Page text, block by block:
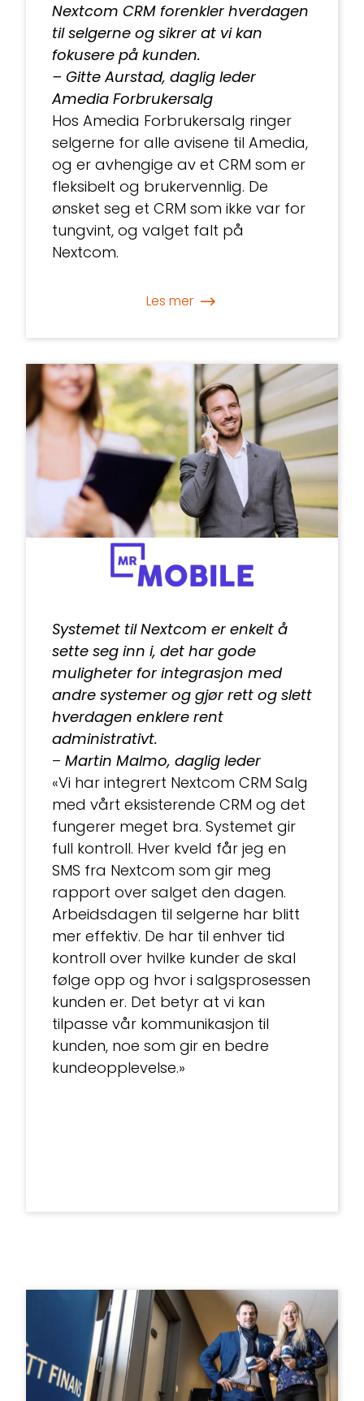
Nextcom CRM forenkler hverdagen
til selgerne og sikrer at vi kan
fokusere på kunden.
– Gitte Aurstad, daglig leder
Amedia Forbrukersalg
Hos Amedia Forbrukersalg ringer
selgerne for alle avisene til Amedia,
og er avhengige av et CRM som er
fleksibelt og brukervennlig. De
ønsket seg et CRM som ikke var for
tungvint, og valget falt på
Nextcom.
Les mer
Systemet til Nextcom er enkelt å
sette seg inn i, det har gode
muligheter for integrasjon med
andre systemer og gjør rett og slett
hverdagen enklere rent
administrativt.
– Martin Malmo, daglig leder
«Vi har integrert Nextcom CRM Salg
med vårt eksisterende CRM og det
fungerer meget bra. Systemet gir
full kontroll. Hver kveld får jeg en
SMS fra Nextcom som gir meg
rapport over salget den dagen.
Arbeidsdagen til selgerne har blitt
mer effektiv. De har til enhver tid
kontroll over hvilke kunder de skal
følge opp og hvor i salgsprosessen
kunden er. Det betyr at vi kan
tilpasse vår kommunikasjon til
kunden, noe som gir en bedre
kundeopplevelse.»